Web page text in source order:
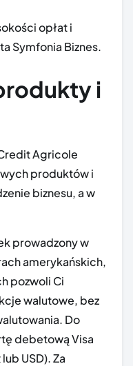
opłat i
Symfonia Biznes.
i
Agricole
produktów i
biznesu, a w
prowadzony w
amerykańskich,
pozwoli Ci
walutowe, bez
Do
debetową Visa
USD). Za